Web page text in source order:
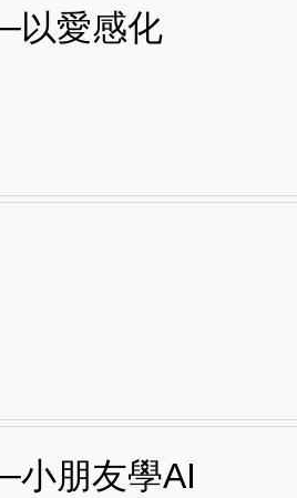
以愛感化
小朋友學AI